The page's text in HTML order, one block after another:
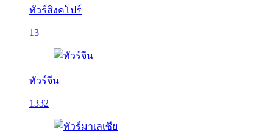
ทัวร์สิงคโปร์
13
ทัวร์จีน
1332